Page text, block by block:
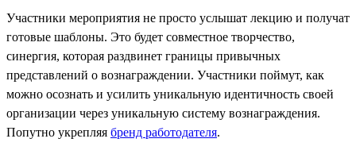
Участники мероприятия не просто услышат лекцию и получат
готовые шаблоны. Это будет совместное творчество,
синергия, которая раздвинет границы привычных
представлений о вознаграждении. Участники поймут, как
можно осознать и усилить уникальную идентичность своей
организации через уникальную систему вознаграждения.
Попутно укрепляя бренд работодателя.